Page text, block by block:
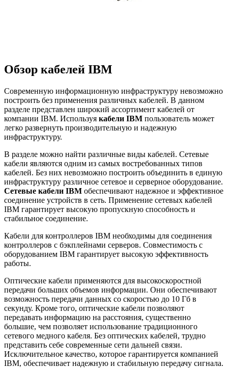
Обзор кабелей IBM
Современную информационную инфраструктуру невозможно
построить без применения различных кабелей. В данном
разделе представлен широкий ассортимент кабелей от
компании IBM. Используя кабели IBM пользователь может
легко развернуть производительную и надежную
инфраструктуру.
В разделе можно найти различные виды кабелей. Сетевые
кабели являются одним из самых востребованных типов
кабелей. Без них невозможно построить объединить в единую
инфраструктуру различное сетевое и серверное оборудование.
Сетевые кабели IBM обеспечивают надежное и эффективное
соединение устройств в сеть. Применение сетевых кабелей
IBM гарантирует высокую пропускную способность и
стабильное соединение.
Кабели для контроллеров IBM необходимы для соединения
контроллеров с бэкплейнами серверов. Совместимость с
оборудованием IBM гарантирует высокую эффективность
работы.
Оптические кабели применяются для высокоскоростной
передачи больших объемов информации. Они обеспечивают
возможность передачи данных со скоростью до 10 Гб в
секунду. Кроме того, оптические кабели позволяют
передавать информацию на расстояния, существенно
большие, чем позволяет использование традиционного
сетевого медного кабеля. Без оптических кабелей, трудно
представить себе современные сети дальней связи.
Исключительное качество, которое гарантируется компанией
IBM, обеспечивает надежную и стабильную передачу сигнала.